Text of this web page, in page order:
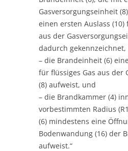
Gasversorgungseinheit
einen ersten Auslass (10)
aus der
dadurch gekennzeichnet,
– die Brandeinheit (6)
für flüssiges Gas aus der
(8) aufweist, und
– die Brandkammer (4)
vorbestimmten Radius
(6) mindestens eine
Bodenwandung (16) der
aufweist.“